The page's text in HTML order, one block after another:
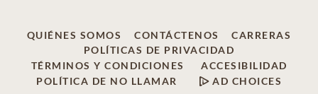
QUIÉNES SOMOS CONTÁCTENOS
CARRERAS
POLÍTICAS DE PRIVACIDAD
TÉRMINOS Y CONDICIONES
ACCESIBILIDAD
POLÍTICA DE NO LLAMAR
AD CHOICES